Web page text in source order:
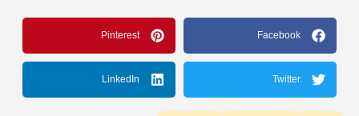
Facebook
Pinterest
Twitter
LinkedIn